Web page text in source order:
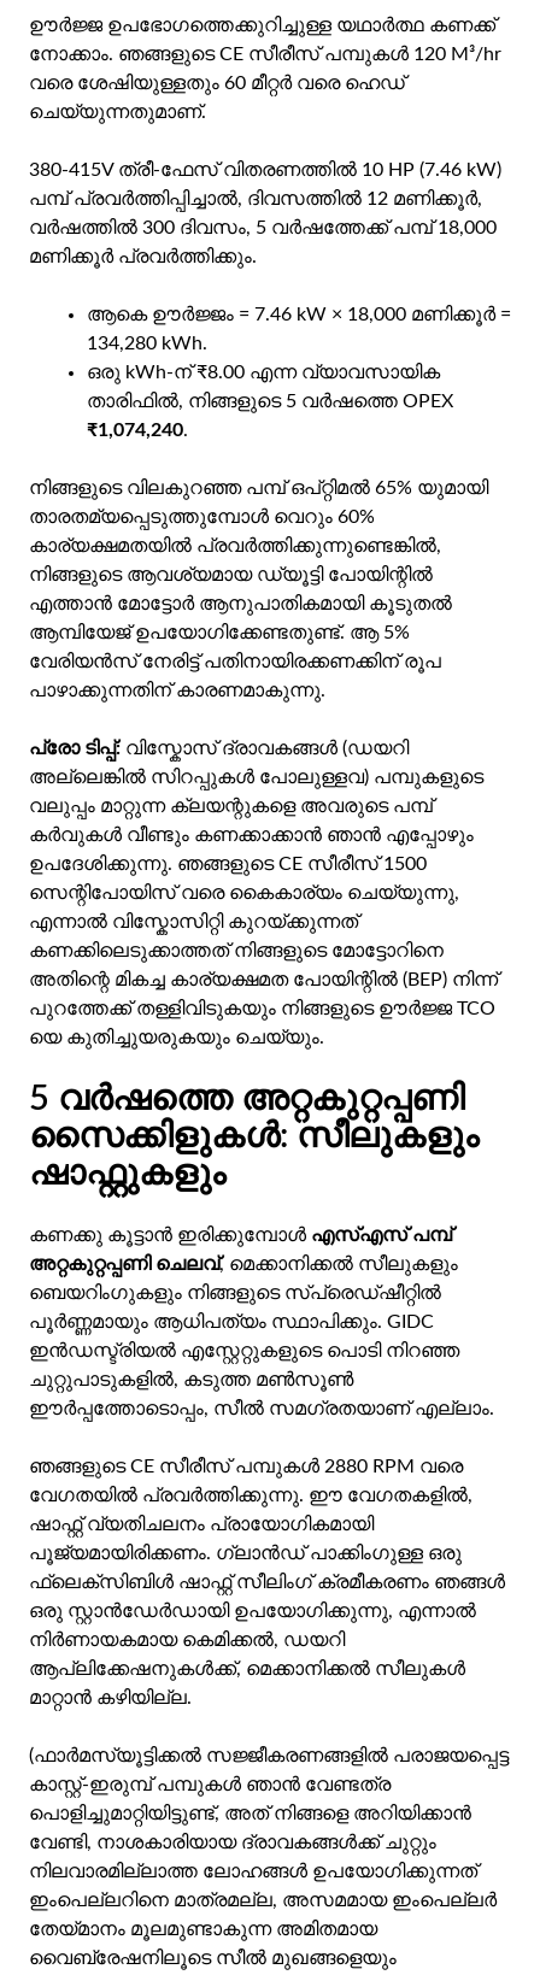
ഊർജ്ജ ഉപഭോഗത്തെക്കുറിച്ചുള്ള യഥാർത്ഥ കണക്ക്
നോക്കാം. ഞങ്ങളുടെ CE സീരീസ് പമ്പുകൾ 120 M³/hr
വരെ ശേഷിയുള്ളതും 60 മീറ്റർ വരെ ഹെഡ്
ചെയ്യുന്നതുമാണ്.
380-415V ത്രീ-ഫേസ് വിതരണത്തിൽ 10 HP (7.46 kW)
പമ്പ് പ്രവർത്തിപ്പിച്ചാൽ, ദിവസത്തിൽ 12 മണിക്കൂർ,
വർഷത്തിൽ 300 ദിവസം, 5 വർഷത്തേക്ക് പമ്പ് 18,000
മണിക്കൂർ പ്രവർത്തിക്കും.
ആകെ ഊർജ്ജം = 7.46 kW × 18,000 മണിക്കൂർ =
134,280 kWh.
ഒരു kWh-ന് ₹8.00 എന്ന വ്യാവസായിക
താരിഫിൽ, നിങ്ങളുടെ 5 വർഷത്തെ OPEX
₹1,074,240.
നിങ്ങളുടെ വിലകുറഞ്ഞ പമ്പ് ഒപ്റ്റിമൽ 65% യുമായി
താരതമ്യപ്പെടുത്തുമ്പോൾ വെറും 60%
കാര്യക്ഷമതയിൽ പ്രവർത്തിക്കുന്നുണ്ടെങ്കിൽ,
നിങ്ങളുടെ ആവശ്യമായ ഡ്യൂട്ടി പോയിന്റിൽ
എത്താൻ മോട്ടോർ ആനുപാതികമായി കൂടുതൽ
ആമ്പിയേജ് ഉപയോഗിക്കേണ്ടതുണ്ട്. ആ 5%
വേരിയൻസ് നേരിട്ട് പതിനായിരക്കണക്കിന് രൂപ
പാഴാക്കുന്നതിന് കാരണമാകുന്നു.
പ്രോ ടിപ്പ്: വിസ്കോസ് ദ്രാവകങ്ങൾ (ഡയറി
അല്ലെങ്കിൽ സിറപ്പുകൾ പോലുള്ളവ) പമ്പുകളുടെ
വലുപ്പം മാറ്റുന്ന ക്ലയന്റുകളെ അവരുടെ പമ്പ്
കർവുകൾ വീണ്ടും കണക്കാക്കാൻ ഞാൻ എപ്പോഴും
ഉപദേശിക്കുന്നു. ഞങ്ങളുടെ CE സീരീസ് 1500
സെന്റിപോയിസ് വരെ കൈകാര്യം ചെയ്യുന്നു,
എന്നാൽ വിസ്കോസിറ്റി കുറയ്ക്കുന്നത്
കണക്കിലെടുക്കാത്തത് നിങ്ങളുടെ മോട്ടോറിനെ
അതിന്റെ മികച്ച കാര്യക്ഷമത പോയിന്റിൽ (BEP) നിന്ന്
പുറത്തേക്ക് തള്ളിവിടുകയും നിങ്ങളുടെ ഊർജ്ജ TCO
യെ കുതിച്ചുയരുകയും ചെയ്യും.
5 വർഷത്തെ അറ്റകുറ്റപ്പണി
സൈക്കിളുകൾ: സീലുകളും
ഷാഫ്റ്റുകളും
കണക്കു കൂട്ടാൻ ഇരിക്കുമ്പോൾ എസ്എസ് പമ്പ്
അറ്റകുറ്റപ്പണി ചെലവ്, മെക്കാനിക്കൽ സീലുകളും
ബെയറിംഗുകളും നിങ്ങളുടെ സ്പ്രെഡ്‌ഷീറ്റിൽ
പൂർണ്ണമായും ആധിപത്യം സ്ഥാപിക്കും. GIDC
ഇൻഡസ്ട്രിയൽ എസ്റ്റേറ്റുകളുടെ പൊടി നിറഞ്ഞ
ചുറ്റുപാടുകളിൽ, കടുത്ത മൺസൂൺ
ഈർപ്പത്തോടൊപ്പം, സീൽ സമഗ്രതയാണ് എല്ലാം.
ഞങ്ങളുടെ CE സീരീസ് പമ്പുകൾ 2880 RPM വരെ
വേഗതയിൽ പ്രവർത്തിക്കുന്നു. ഈ വേഗതകളിൽ,
ഷാഫ്റ്റ് വ്യതിചലനം പ്രായോഗികമായി
പൂജ്യമായിരിക്കണം. ഗ്ലാൻഡ് പാക്കിംഗുള്ള ഒരു
ഫ്ലെക്സിബിൾ ഷാഫ്റ്റ് സീലിംഗ് ക്രമീകരണം ഞങ്ങൾ
ഒരു സ്റ്റാൻഡേർഡായി ഉപയോഗിക്കുന്നു, എന്നാൽ
നിർണായകമായ കെമിക്കൽ, ഡയറി
ആപ്ലിക്കേഷനുകൾക്ക്, മെക്കാനിക്കൽ സീലുകൾ
മാറ്റാൻ കഴിയില്ല.
(ഫാർമസ്യൂട്ടിക്കൽ സജ്ജീകരണങ്ങളിൽ പരാജയപ്പെട്ട
കാസ്റ്റ്-ഇരുമ്പ് പമ്പുകൾ ഞാൻ വേണ്ടത്ര
പൊളിച്ചുമാറ്റിയിട്ടുണ്ട്, അത് നിങ്ങളെ അറിയിക്കാൻ
വേണ്ടി, നാശകാരിയായ ദ്രാവകങ്ങൾക്ക് ചുറ്റും
നിലവാരമില്ലാത്ത ലോഹങ്ങൾ ഉപയോഗിക്കുന്നത്
ഇംപെല്ലറിനെ മാത്രമല്ല, അസമമായ ഇംപെല്ലർ
തേയ്മാനം മൂലമുണ്ടാകുന്ന അമിതമായ
വൈബ്രേഷനിലൂടെ സീൽ മുഖങ്ങളെയും